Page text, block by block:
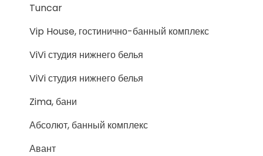
Tuncar
Vip House, гостинично-банный комплекс
ViVi студия нижнего белья
ViVi студия нижнего белья
Zima, бани
Абсолют, банный комплекс
Авант